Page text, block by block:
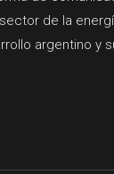
de la
argentino y